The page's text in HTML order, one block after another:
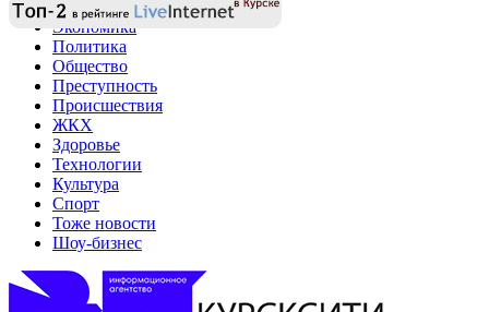
Экономика
Политика
Общество
Преступность
Происшествия
ЖКХ
Здоровье
Технологии
Культура
Спорт
Тоже новости
Шоу-бизнес